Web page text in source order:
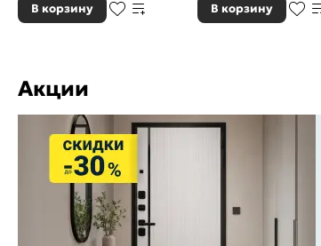
В корзину В корзину
Акции